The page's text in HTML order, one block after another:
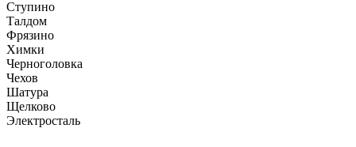
Ступино
Талдом
Фрязино
Химки
Черноголовка
Чехов
Шатура
Щелково
Электросталь